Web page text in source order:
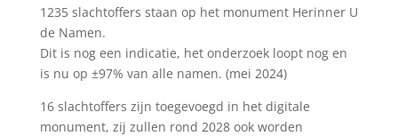
1235 slachtoffers staan op het monument Herinner U
de Namen.
Dit is nog een indicatie, het onderzoek loopt nog en
is nu op ±97% van alle namen. (mei 2024)
16 slachtoffers zijn toegevoegd in het digitale
monument, zij zullen rond 2028 ook worden